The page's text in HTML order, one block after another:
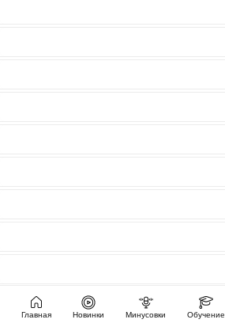
Главная Новинки Минусовки Обучение